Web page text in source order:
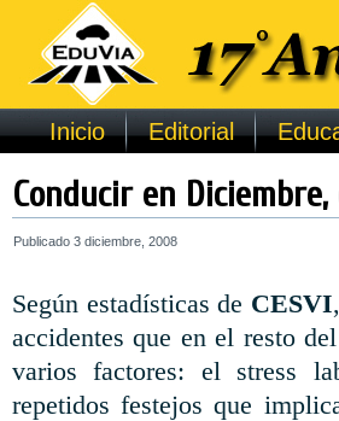
Inicio Editorial
Conducir en
Publicado 3 diciembre, 2008
Según estadísticas de CESVI
accidentes que en el resto
varios factores: el stress
repetidos festejos que